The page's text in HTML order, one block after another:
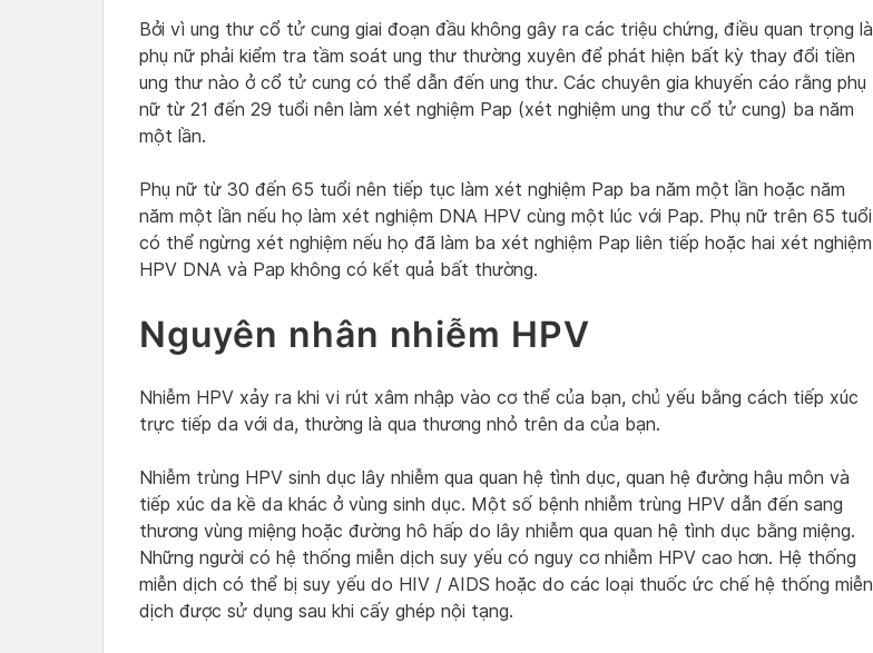
Bởi vì ung thư cổ tử cung giai đoạn đầu không gây ra các triệu chứng, điều quan trọng là
phụ nữ phải kiểm tra tầm soát ung thư thường xuyên để phát hiện bất kỳ thay đổi tiền
ung thư nào ở cổ tử cung có thể dẫn đến ung thư. Các chuyên gia khuyến cáo rằng phụ
nữ từ 21 đến 29 tuổi nên làm xét nghiệm Pap (xét nghiệm ung thư cổ tử cung) ba năm
một lần.
Phụ nữ từ 30 đến 65 tuổi nên tiếp tục làm xét nghiệm Pap ba năm một lần hoặc năm
năm một lần nếu họ làm xét nghiệm DNA HPV cùng một lúc với Pap. Phụ nữ trên 65 tuổi
có thể ngừng xét nghiệm nếu họ đã làm ba xét nghiệm Pap liên tiếp hoặc hai xét nghiệm
HPV DNA và Pap không có kết quả bất thường.
Nguyên nhân nhiễm HPV
Nhiễm HPV xảy ra khi vi rút xâm nhập vào cơ thể của bạn, chủ yếu bằng cách tiếp xúc
trực tiếp da với da, thường là qua thương nhỏ trên da của bạn.
Nhiễm trùng HPV sinh dục lây nhiễm qua quan hệ tình dục, quan hệ đường hậu môn và
tiếp xúc da kề da khác ở vùng sinh dục. Một số bệnh nhiễm trùng HPV dẫn đến sang
thương vùng miệng hoặc đường hô hấp do lây nhiễm qua quan hệ tình dục bằng miệng.
Những người có hệ thống miễn dịch suy yếu có nguy cơ nhiễm HPV cao hơn. Hệ thống
miễn dịch có thể bị suy yếu do HIV / AIDS hoặc do các loại thuốc ức chế hệ thống miễn
dịch được sử dụng sau khi cấy ghép nội tạng.